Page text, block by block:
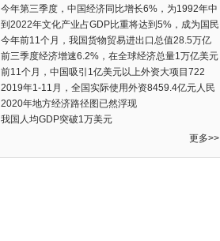
今年第三季度，中国经济同比增长6%，为1992年中
国有季度数据以来的新低
到2022年文化产业占GDP比重将达到5%，成为国民
经济支柱产业
今年前11个月，我国货物贸易进出口总值28.5万亿
元人民币，比去年同期增长2.4%
前三季度经济增速6.2%，在全球经济总量1万亿美元
以上的经济体中增速最快
前11个月，中国吸引1亿美元以上外资大项目722
个，增长15.5%
2019年1-11月，全国实际使用外资8459.4亿元人民
币，同比增长6.0%
2020年地方经济路径图已然浮现
我国人均GDP突破1万美元
更多>>